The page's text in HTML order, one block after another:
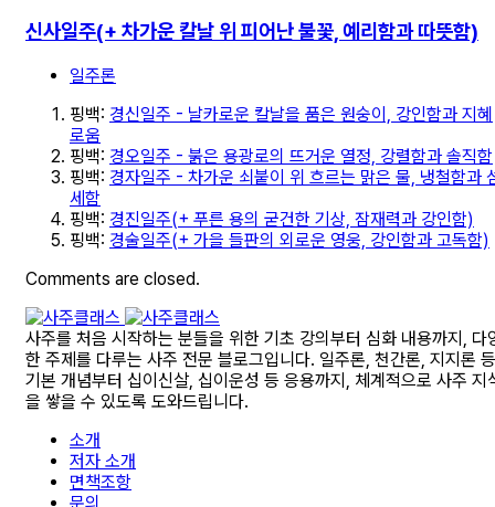
신사일주(+ 차가운 칼날 위 피어난 불꽃, 예리함과 따뜻함)
일주론
핑백: 경신일주 - 날카로운 칼날을 품은 원숭이, 강인함과 지혜
로움
핑백: 경오일주 - 붉은 용광로의 뜨거운 열정, 강렬함과 솔직함
핑백: 경자일주 - 차가운 쇠붙이 위 흐르는 맑은 물, 냉철함과
세함
핑백: 경진일주(+ 푸른 용의 굳건한 기상, 잠재력과 강인함)
핑백: 경술일주(+ 가을 들판의 외로운 영웅, 강인함과 고독함)
Comments are closed.
사주를 처음 시작하는 분들을 위한 기초 강의부터 심화 내용까지, 다
한 주제를 다루는 사주 전문 블로그입니다. 일주론, 천간론, 지지론 등
기본 개념부터 십이신살, 십이운성 등 응용까지, 체계적으로 사주 지
을 쌓을 수 있도록 도와드립니다.
소개
저자 소개
면책조항